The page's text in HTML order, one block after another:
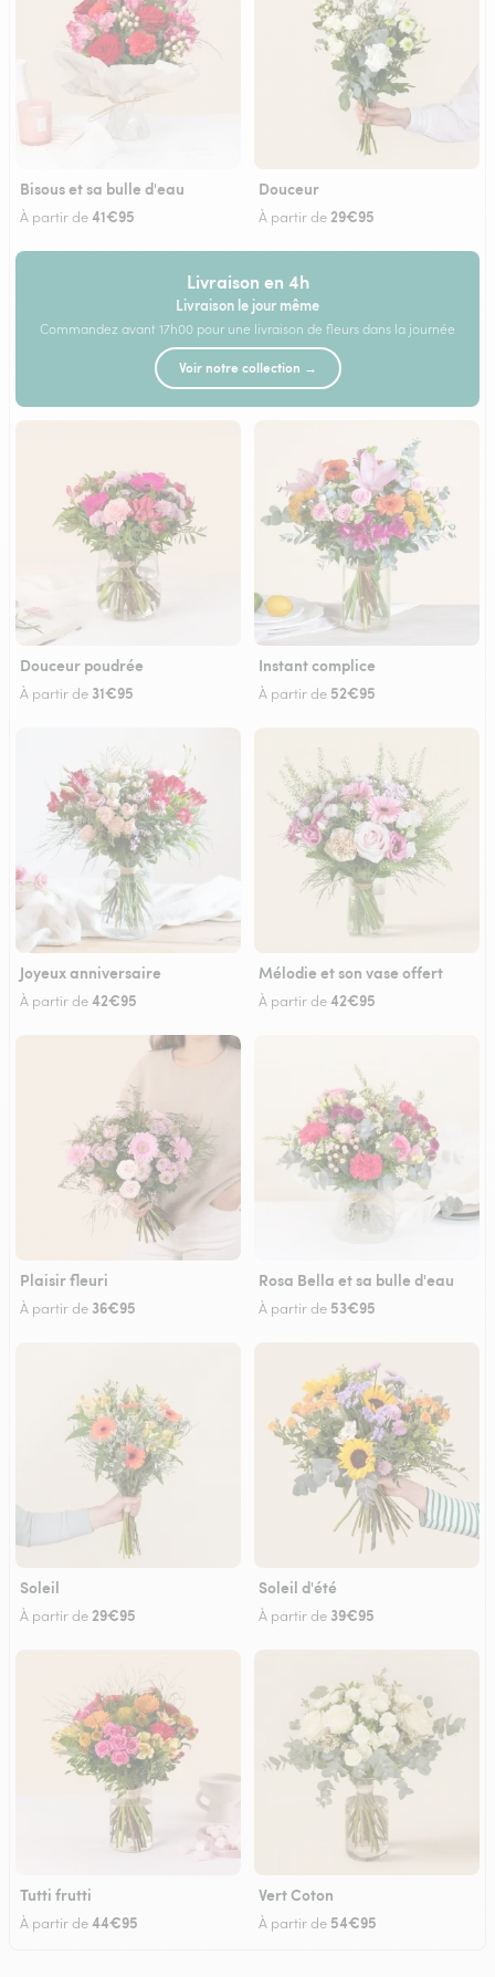
Bisous et sa bulle d'eau
À partir de41€95
Douceur
À partir de29€95
Livraison en 4h
Livraison le jour même
Commandez avant 17h00 pour une livraison de fleurs dans la journée
Voir notre collection →
Douceur poudrée
À partir de 31€95
Instant complice
À partir de 52€95
Joyeux anniversaire
À partir de42€95
Mélodie et son vase offert
À partir de42€95
Plaisir fleuri
À partir de 36€95
Rosa Bella et sa bulle d'eau
À partir de 53€95
Soleil
À partir de29€95
Soleil d'été
À partir de 39€95
Tutti frutti
À partir de44€95
Vert Coton
À partir de 54€95